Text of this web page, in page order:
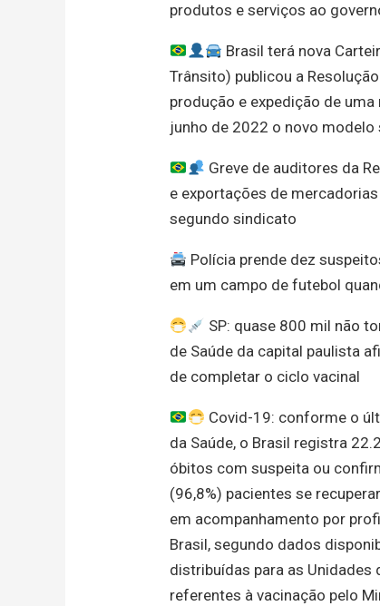
produtos e serviços ao
Brasil terá nova
Trânsito) publicou a
produção e expedição de
junho de 2022 o novo
Greve de auditores da
e exportações de
segundo sindicato
Polícia prende dez
em um campo de futebol
SP: quase 800 mil não
de Saúde da capital paulista
de completar o ciclo vacinal
Covid-19: conforme o
da Saúde, o Brasil registra
óbitos com suspeita ou
(96,8%) pacientes se
em acompanhamento por
Brasil, segundo dados
distribuídas para as Unidades
referentes à vacinação pelo